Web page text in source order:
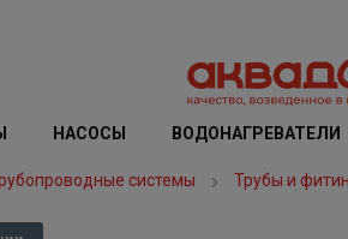
НАСОСЫ ВОДОНАГРЕВАТЕЛИ
системы Трубы и